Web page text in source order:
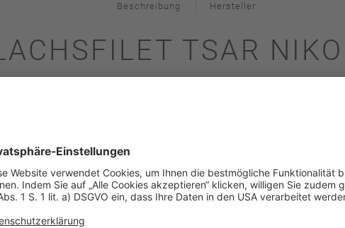
Beschreibung Hersteller
TSAR
forTwo ohne Haut